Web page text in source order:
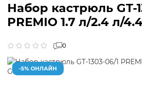
Набор кастрюль GT-
PREMIO 1.7 л/2.4 л/
0
-5% ОНЛАЙН